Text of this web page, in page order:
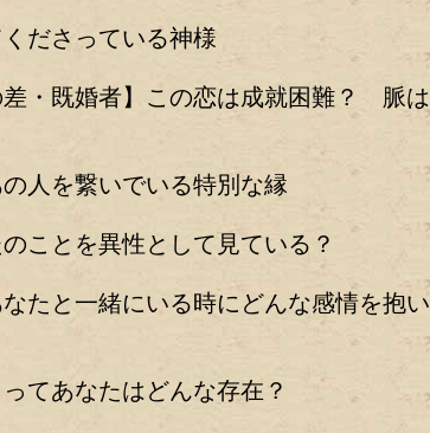
ださっている神様
差・既婚者】この恋は成就困難？ 脈は
人を繋いでいる特別な縁
ことを異性として見ている？
たと一緒にいる時にどんな感情を抱い
てあなたはどんな存在？